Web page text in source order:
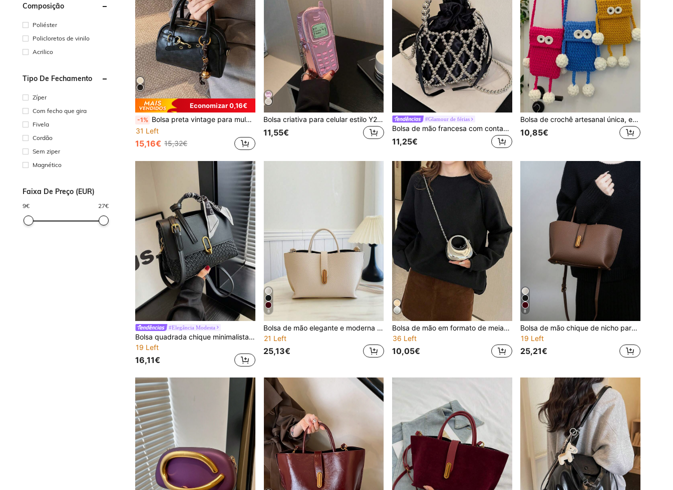
Composição
Poliéster
Policloretos de vinilo
Acrilico
Tipo De Fechamento
Zíper
Com fecho que gira
Fivela
Cordão
Sem ziper
Magnético
Faixa De Preço (EUR)
9€ 27€
Economizar 0,16€
-1% Bolsa preta vintage para mulheres, estilo bolsa de boliche, nova moda, design de alça ajustável, bolsa de ombro casual crossbody, decoração com nó, adequada para celular e moedas, presente de dia dos namorados
31 Left
15,16€ 15,32€
Bolsa criativa para celular estilo Y2K, fofa e sexy, carteira transversal com corrente, lançamento de 2024. Estilo kawaii.
11,55€
#Glamour de férias
Bolsa de mão francesa com contas trançadas à mão, bolsa transversal de ombro com decoração de pérolas, design exclusivo de bolsa tipo balde de malha rômbica pequena e vazada para o verão
11,25€
Bolsa de crochê artesanal única, engraçada, desenho animado, fofa, pequena, bolsa tipo tiracolo para mulheres
10,85€
#Elegância Modesta
Bolsa quadrada chique minimalista com lenço removível para mulheres, bolsa de ombro e crossbody (lenço não incluído)
19 Left
16,11€
8
Bolsa de mão elegante e moderna para vegetais, estilo cesta, nova bolsa retrô da moda primavera/verão, bolsa transversal de ombro, porta-moedas, ideal para o trabalho, compras e viagens.
21 Left
25,13€
Bolsa de mão em formato de meia-lua em acrílico, mini bolsa de mão, bolsa transversal de ombro com corrente, versátil e moderna, ideal para batom, fones de ouvido e outros itens.
36 Left
10,05€
8
Bolsa de mão chique de nicho para vegetais para mulheres, nova moda primavera/verão, bolsa de ombro tipo balde retrô com carteira, adequada para trabalho, namoro, compras, viagens
19 Left
25,21€